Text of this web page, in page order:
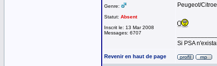
Genre:
Statut: Absent
Inscrit le: 13 Mar 2008
Messages: 6707
Peugeot/
Si PSA
Revenir en haut de page